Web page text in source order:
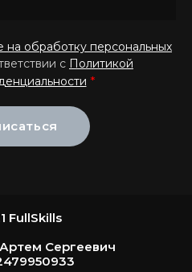
на обработку персональных
с Политикой
*
FullSkills
Сергеевич